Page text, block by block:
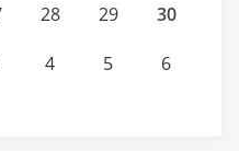
28 29 30
4 5 6